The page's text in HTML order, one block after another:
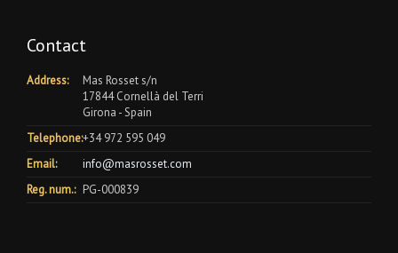
Contact
Address:
Mas Rosset s/n
17844 Cornellà del Terri
Girona - Spain
Telephone:+34 972 595 049
Email:
info@masrosset.com
Reg. num.: PG-000839